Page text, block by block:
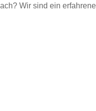
Wir sind ein